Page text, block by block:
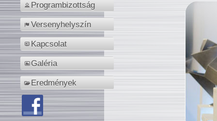
Programbizottság
Versenyhelyszín
Kapcsolat
Galéria
Eredmények